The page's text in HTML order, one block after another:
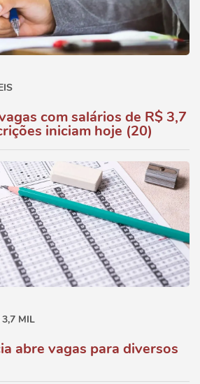
com salários de R$ 3,7
iniciam hoje (20)
MIL
abre vagas para diversos